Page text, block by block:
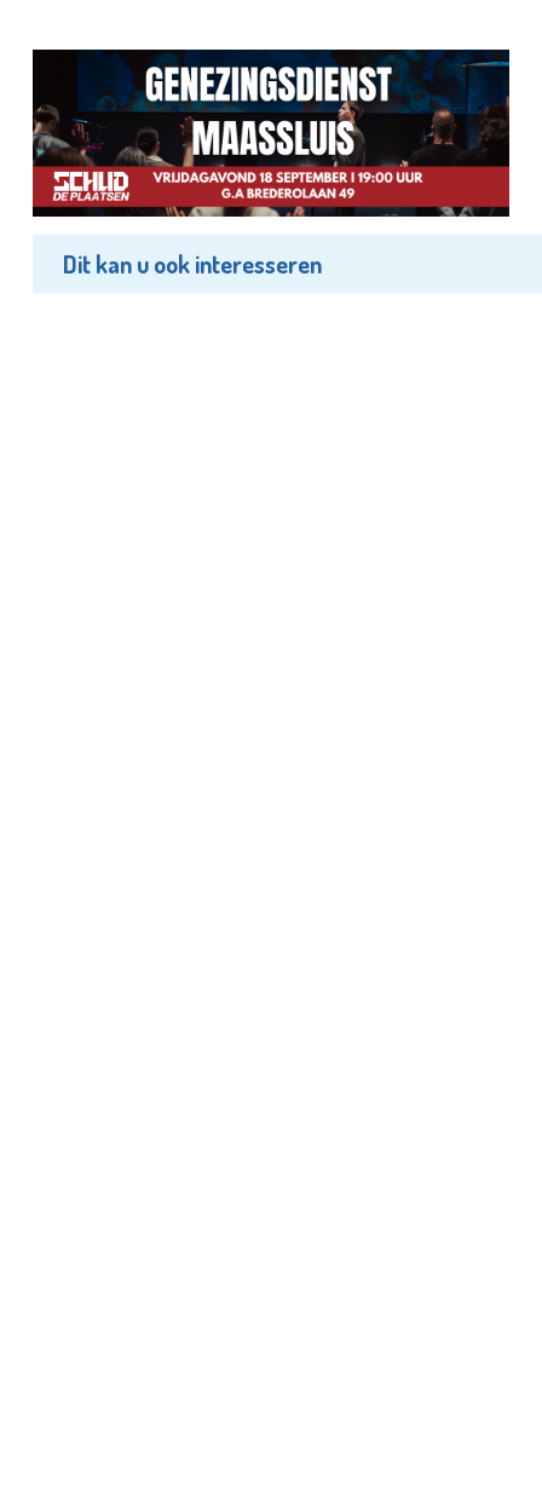
Dit kan u ook interesseren